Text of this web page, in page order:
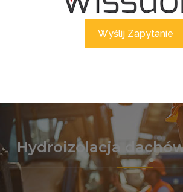
Wyślij Zapytanie
Hydroizolacja